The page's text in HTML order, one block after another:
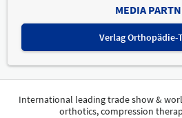
MEDIA
Verlag Orthopädie-
International leading trade show &
orthotics, compression